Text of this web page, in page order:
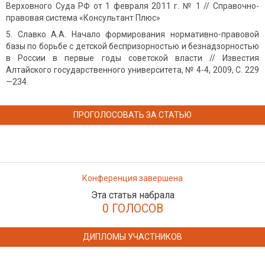
Верховного Суда РФ от 1 февраля 2011 г. № 1 // Справочно-
правовая система «Консультант Плюс»
Славко А.А. Начало формирования нормативно-правовой
базы по борьбе с детской беспризорностью и безнадзорностью
в России в первые годы советской власти // Известия
Алтайского государственного университета, № 4-4, 2009, С. 229
—234.
ПРОГОЛОСОВАТЬ ЗА СТАТЬЮ
Конференция завершена
Эта статья набрала
0 ГОЛОСОВ
ДИПЛОМЫ УЧАСТНИКОВ